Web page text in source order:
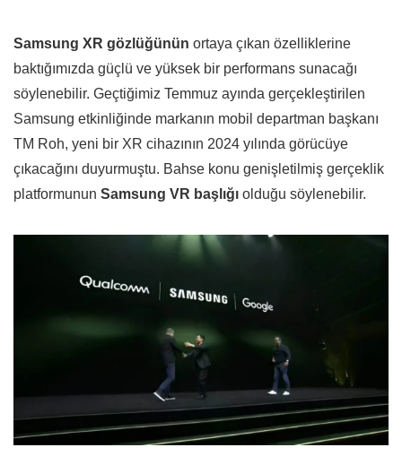
Samsung XR gözlüğünün ortaya çıkan özelliklerine
baktığımızda güçlü ve yüksek bir performans sunacağı
söylenebilir. Geçtiğimiz Temmuz ayında gerçekleştirilen
Samsung etkinliğinde markanın mobil departman başkanı
TM Roh, yeni bir XR cihazının 2024 yılında görücüye
çıkacağını duyurmuştu. Bahse konu genişletilmiş gerçeklik
platformunun Samsung VR başlığı olduğu söylenebilir.